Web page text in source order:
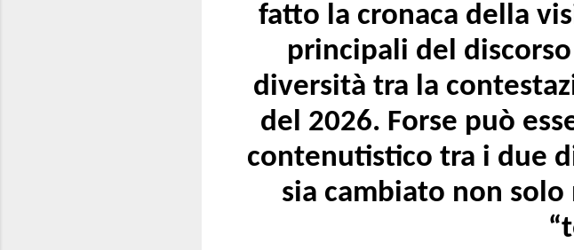
fatto la cronaca della
principali del
diversità tra la
del 2026. Forse può
contenutistico tra i due
sia cambiato non